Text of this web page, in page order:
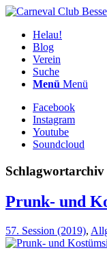
Helau!
Blog
Verein
Suche
Menü Menü
Facebook
Instagram
Youtube
Soundcloud
Prunk- und
57. Session (2019),